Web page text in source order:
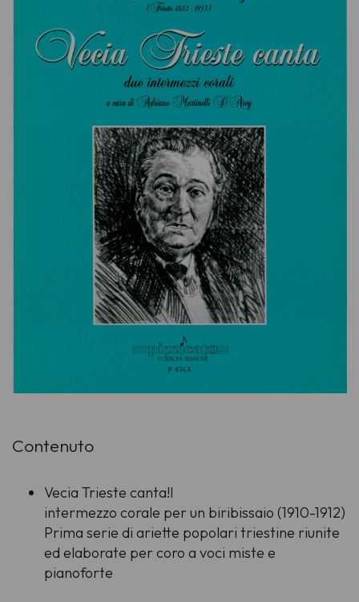
Contenuto
Vecia Trieste canta!I
intermezzo corale per un biribissaio (1910-1912)
Prima serie di ariette popolari triestine riunite
ed elaborate per coro a voci miste e
pianoforte